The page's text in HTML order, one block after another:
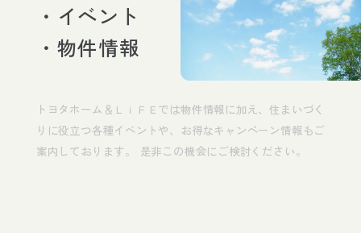
新築戸建（注文住宅）
新築分譲地（分譲住宅）
新築分譲マンション
・イベント
・物件情報
トヨタホーム＆ＬｉＦＥでは物件情報に加え、住まいづく
りに役立つ各種イベントや、お得なキャンペーン情報もご
案内しております。 是非この機会にご検討ください。